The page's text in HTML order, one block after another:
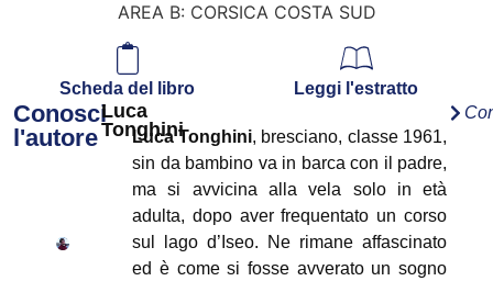
AREA B: CORSICA COSTA SUD
Scheda del libro Leggi l'estratto
Conosci
l'autore
Luca
Tonghini
Luca Tonghini, bresciano, classe 1961,
sin da bambino va in barca con il padre,
ma si avvicina alla vela solo in età
adulta, dopo aver frequentato un corso
sul lago d’Iseo. Ne rimane affascinato
ed è come si fosse avverato un sogno